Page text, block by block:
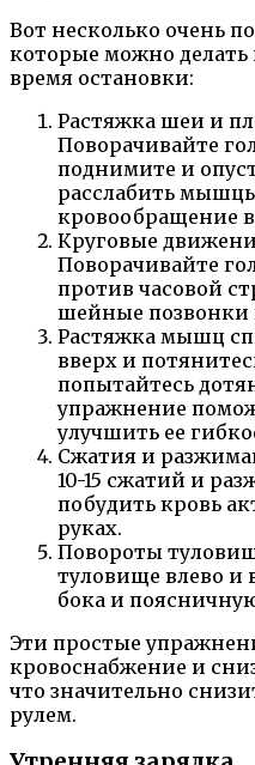
Вот несколько очень
которые можно делать
время остановки:
Растяжка шеи и
Поворачивайте
поднимите и
расслабить
кровообращение в
Круговые
Поворачивайте
против часовой
шейные позвонки
Растяжка мышц
вверх и
попытайтесь
упражнение
улучшить ее
Сжатия и
10-15 сжатий и
побудить кровь
руках.
Повороты
туловище влево и
бока и
Эти простые
кровоснабжение и
что значительно
рулем.